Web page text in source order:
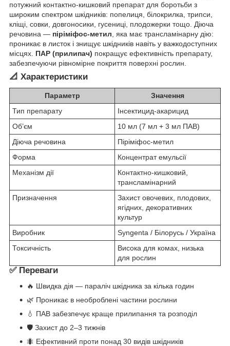
потужний контактно-кишковий препарат для боротьби з
широким спектром шкідників: попелиця, білокрилка, трипси,
кліщі, совки, довгоносики, гусениці, плодожерки тощо. Діюча
речовина — піріміфос-метил, яка має трансламінарну дію:
проникає в листок і знищує шкідників навіть у важкодоступних
місцях. ПАР (прилипач) покращує ефективність препарату,
забезпечуючи рівномірне покриття поверхні рослин.
📐 Характеристики
Параметр
Значення
Тип препарату
Інсектицид-акарицид
Об’єм
10 мл (7 мл + 3 мл ПАВ)
Діюча речовина
Піріміфос-метил
Форма
Концентрат емульсії
Механізм дії
Контактно-кишковий,
трансламінарний
Призначення
Захист овочевих, плодових,
ягідних, декоративних
культур
Виробник
Syngenta / Білорусь / Україна
Токсичність
Висока для комах, низька
для рослин
✅ Переваги
🔥 Швидка дія — параліч шкідника за кілька годин
🌿 Проникає в необроблені частини рослини
💧 ПАВ забезпечує краще прилипання та розподіл
🛡️ Захист до 2–3 тижнів
🐜 Ефективний проти понад 30 видів шкідників